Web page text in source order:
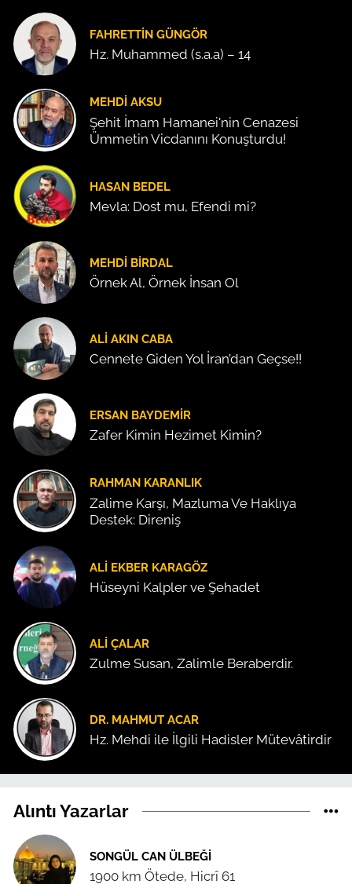
FAHRETTIN GÜNGÖR
Hz. Muhammed (s.a.a) – 14
MEHDI AKSU
Şehit İmam Hamanei'nin Cenazesi
Ümmetin Vicdanını Konuşturdu!
HASAN BEDEL
Mevla: Dost mu, Efendi mi?
MEHDI BIRDAL
Örnek Al, Örnek İnsan Ol
ALI AKIN CABA
Cennete Giden Yol İran’dan Geçse!!
ERSAN BAYDEMIR
Zafer Kimin Hezimet Kimin?
RAHMAN KARANLIK
Zalime Karşı, Mazluma Ve Haklıya
Destek: Direniş
ALI EKBER KARAGÖZ
Hüseyni Kalpler ve Şehadet
ALI ÇALAR
Zulme Susan, Zalimle Beraberdir.
DR. MAHMUT ACAR
Hz. Mehdi ile İlgili Hadisler Mütevâtirdir
Alıntı Yazarlar
SONGÜL CAN ÜLBEĞI
1900 km Ötede, Hicrî 61